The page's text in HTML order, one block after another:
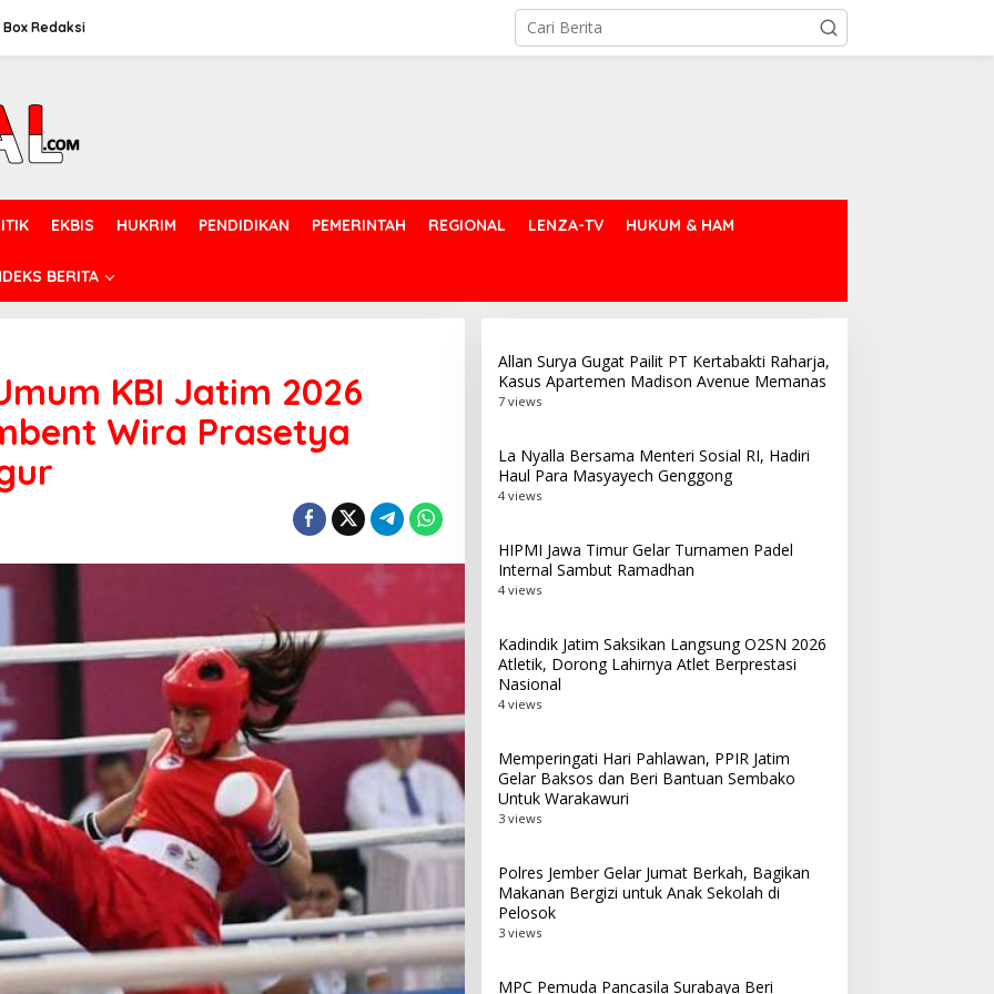
Box Redaksi
EKBIS HUKRIM PENDIDIKAN PEMERINTAH REGIONAL LENZA-TV HUKUM & HAM
BERITA
KBI Jatim 2026
Wira Prasetya
Allan Surya Gugat Pailit PT Kertabakti Raharja,
Kasus Apartemen Madison Avenue Memanas
7 views
La Nyalla Bersama Menteri Sosial RI, Hadiri
Haul Para Masyayech Genggong
4 views
HIPMI Jawa Timur Gelar Turnamen Padel
Internal Sambut Ramadhan
4 views
Kadindik Jatim Saksikan Langsung O2SN 2026
Atletik, Dorong Lahirnya Atlet Berprestasi
Nasional
4 views
Memperingati Hari Pahlawan, PPIR Jatim
Gelar Baksos dan Beri Bantuan Sembako
Untuk Warakawuri
3 views
Polres Jember Gelar Jumat Berkah, Bagikan
Makanan Bergizi untuk Anak Sekolah di
Pelosok
3 views
MPC Pemuda Pancasila Surabaya Beri